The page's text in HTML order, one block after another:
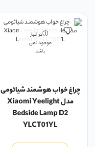
در انبار
موجود نمی
باشد
چراغ خواب هوشمند شیائومی
مدل Xiaomi Yeelight
Bedside Lamp D2
YLCT01YL